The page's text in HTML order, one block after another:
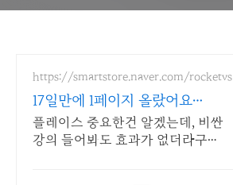
https://smartstore.naver.com/rocketvs
17일만에 1페이지 올랐어요
3200+ 사장님 극찬 리뷰
플레이스 중요한건 알겠는데, 비싼
강의 들어봐도 효과가 없더라구요.